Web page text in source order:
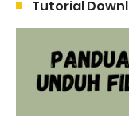
Tutorial